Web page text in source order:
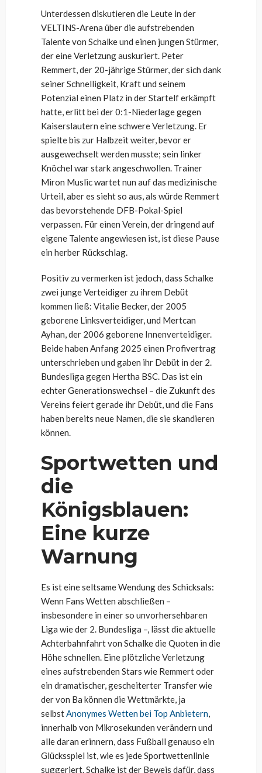
Unterdessen diskutieren die Leute in der
VELTINS-Arena über die aufstrebenden
Talente von Schalke und einen jungen Stürmer,
der eine Verletzung auskuriert. Peter
Remmert, der 20-jährige Stürmer, der sich dank
seiner Schnelligkeit, Kraft und seinem
Potenzial einen Platz in der Startelf erkämpft
hatte, erlitt bei der 0:1-Niederlage gegen
Kaiserslautern eine schwere Verletzung. Er
spielte bis zur Halbzeit weiter, bevor er
ausgewechselt werden musste; sein linker
Knöchel war stark angeschwollen. Trainer
Miron Muslic wartet nun auf das medizinische
Urteil, aber es sieht so aus, als würde Remmert
das bevorstehende DFB-Pokal-Spiel
verpassen. Für einen Verein, der dringend auf
eigene Talente angewiesen ist, ist diese Pause
ein herber Rückschlag.
Positiv zu vermerken ist jedoch, dass Schalke
zwei junge Verteidiger zu ihrem Debüt
kommen ließ: Vitalie Becker, der 2005
geborene Linksverteidiger, und Mertcan
Ayhan, der 2006 geborene Innenverteidiger.
Beide haben Anfang 2025 einen Profivertrag
unterschrieben und gaben ihr Debüt in der 2.
Bundesliga gegen Hertha BSC. Das ist ein
echter Generationswechsel – die Zukunft des
Vereins feiert gerade ihr Debüt, und die Fans
haben bereits neue Namen, die sie skandieren
können.
Sportwetten und
die
Königsblauen:
Eine kurze
Warnung
Es ist eine seltsame Wendung des Schicksals:
Wenn Fans Wetten abschließen –
insbesondere in einer so unvorhersehbaren
Liga wie der 2. Bundesliga –, lässt die aktuelle
Achterbahnfahrt von Schalke die Quoten in die
Höhe schnellen. Eine plötzliche Verletzung
eines aufstrebenden Stars wie Remmert oder
ein dramatischer, gescheiterter Transfer wie
der von Ba können die Wettmärkte, ja
selbstAnonymes Wetten bei Top Anbietern,
innerhalb von Mikrosekunden verändern und
alle daran erinnern, dass Fußball genauso ein
Glücksspiel ist, wie es jede Sportwettenlinie
suggeriert. Schalke ist der Beweis dafür, dass